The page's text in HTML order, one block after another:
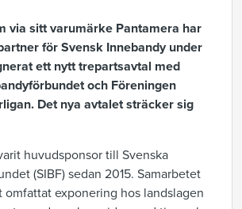
via sitt varumärke Pantamera har
för Svensk Innebandy under
ett nytt trepartsavtal med
och Föreningen
Det nya avtalet sträcker sig
huvudsponsor till Svenska
(SIBF) sedan 2015. Samarbetet
omfattat exponering hos landslagen